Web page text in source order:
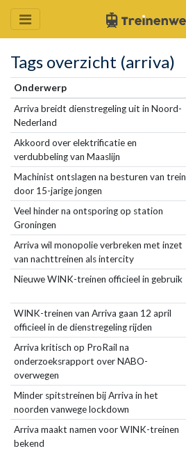
Tags overzicht (arriva)
Onderwerp
Arriva breidt dienstregeling uit in Noord-
Nederland
Akkoord over elektrificatie en
verdubbeling van Maaslijn
Machinist ontslagen na besturen van trein
door 15-jarige jongen
Veel hinder na ontsporing op station
Groningen
Arriva wil monopolie verbreken met inzet
van nachttreinen als intercity
Nieuwe WINK-treinen officieel in gebruik
WINK-treinen van Arriva gaan 12 april
officieel in de dienstregeling rijden
Arriva kritisch op ProRail na
onderzoeksrapport over NABO-
overwegen
Minder spitstreinen bij Arriva in het
noorden vanwege lockdown
Arriva maakt namen voor WINK-treinen
bekend